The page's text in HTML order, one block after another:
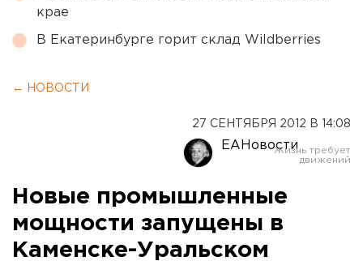
крае
В Екатеринбурге горит склад Wildberries
← НОВОСТИ
27 СЕНТЯБРЯ 2012 В 14:08
ЕАНовости
Новые промышленные
мощности запущены в
Каменске-Уральском